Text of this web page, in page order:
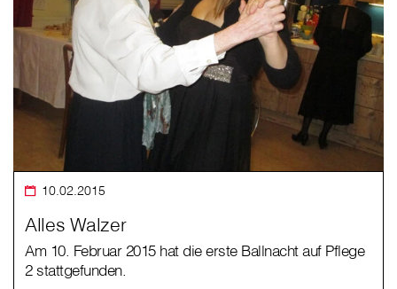
10.02.2015
Alles Walzer
Am 10. Februar 2015 hat die erste Ballnacht auf Pflege
2 stattgefunden.